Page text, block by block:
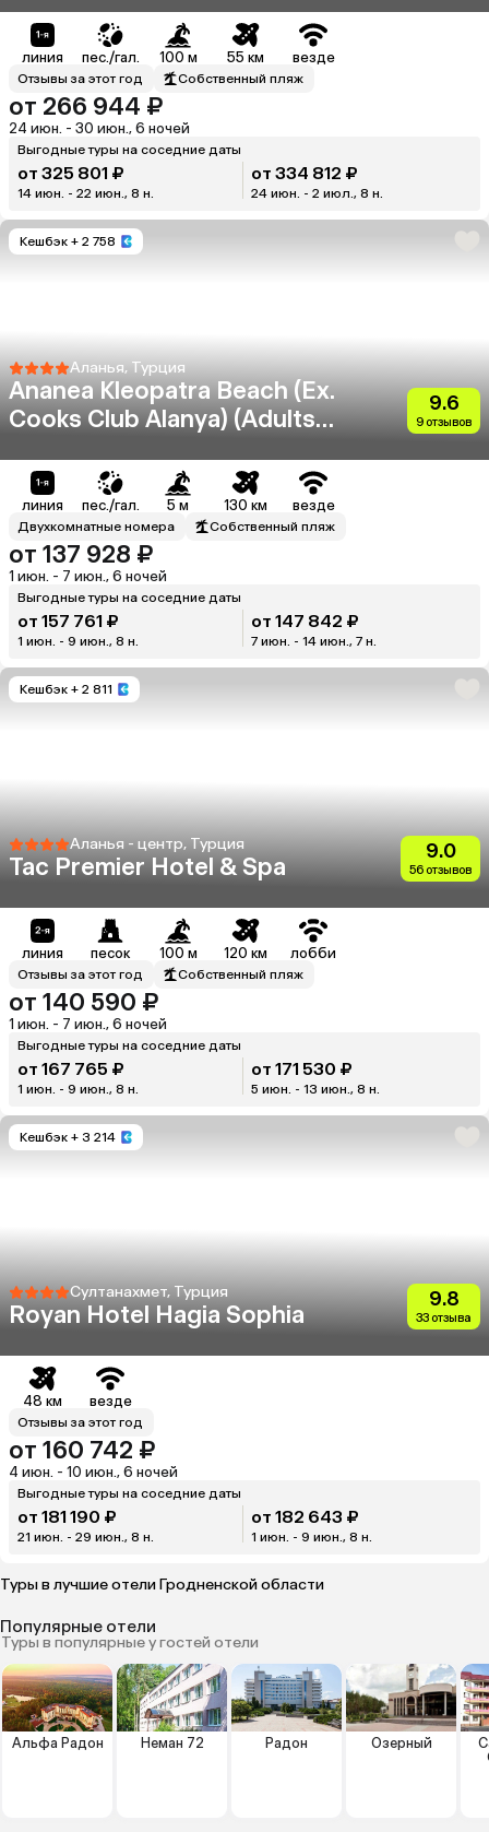
линия пес./гал. 100 м 55 км везде
Отзывы за этот год Собственный пляж
от 266 944 ₽
24 июн. - 30 июн., 6 ночей
Выгодные туры на соседние даты
от 325 801 ₽
14 июн. - 22 июн., 8 н.
от 334 812 ₽
24 июн. - 2 июл., 8 н.
Кешбэк + 2 758
Аланья, Турция
Ananea Kleopatra Beach (Ex.
Cooks Club Alanya) (Adults
9.6
9 отзывов
линия пес./гал. 5 м 130 км везде
Двухкомнатные номера Собственный пляж
от 137 928 ₽
1 июн. - 7 июн., 6 ночей
Выгодные туры на соседние даты
от 157 761 ₽
1 июн. - 9 июн., 8 н.
от 147 842 ₽
7 июн. - 14 июн., 7 н.
Кешбэк + 2 811
Аланья - центр, Турция
Tac Premier Hotel & Spa
9.0
56 отзывов
линия песок 100 м 120 км лобби
Отзывы за этот год Собственный пляж
от 140 590 ₽
1 июн. - 7 июн., 6 ночей
Выгодные туры на соседние даты
от 167 765 ₽
1 июн. - 9 июн., 8 н.
от 171 530 ₽
5 июн. - 13 июн., 8 н.
Кешбэк + 3 214
Султанахмет, Турция
Royan Hotel Hagia Sophia
9.8
33 отзыва
48 км везде
Отзывы за этот год
от 160 742 ₽
4 июн. - 10 июн., 6 ночей
Выгодные туры на соседние даты
от 181 190 ₽
21 июн. - 29 июн., 8 н.
от 182 643 ₽
1 июн. - 9 июн., 8 н.
Туры в лучшие отели Гродненской области
Популярные отели
Туры в популярные у гостей отели
Альфа Радон Неман 72 Радон Озерный